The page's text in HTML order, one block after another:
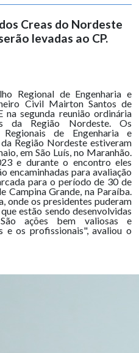
Creas do Nordeste
levadas ao CP.
Regional de Engenharia e
Civil Mairton Santos de
na segunda reunião ordinária
da Região Nordeste. Os
de Engenharia e
Região Nordeste estiveram
em São Luís, no Maranhão.
e durante o encontro eles
encaminhadas para avaliação
para o período de 30 de
Campina Grande, na Paraíba.
onde os presidentes puderam
estão sendo desenvolvidas
ações bem valiosas e
e os profissionais", avaliou o